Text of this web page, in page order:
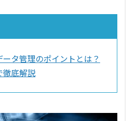
タ管理のポイントとは？
徹底解説